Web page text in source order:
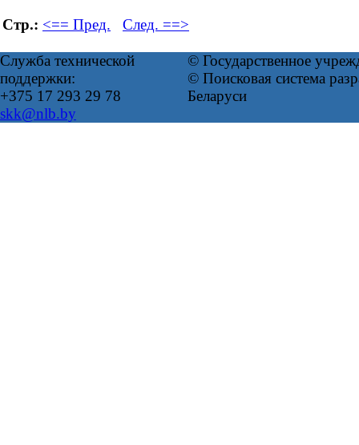
Стр.: <== Пред. След. ==>
Служба технической
поддержки:
+375 17 293 29 78
skk@nlb.by
© Государственное
© Поисковая система
Беларуси